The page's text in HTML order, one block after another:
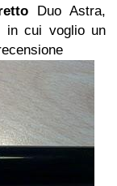
Duo Astra,
in cui voglio un